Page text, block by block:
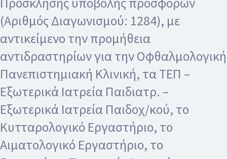
(Αριθμός Διαγωνισμού: 1284), με
αντικείμενο την προμήθεια
αντιδραστηρίων για την Οφθαλμολογική
Πανεπιστημιακή Κλινική, τα ΤΕΠ –
Εξωτερικά Ιατρεία Παιδιατρ. –
Εξωτερικά Ιατρεία Παιδοχ/κού, το
Κυτταρολογικό Εργαστήριο, το
Αιματολογικό Εργαστήριο, το